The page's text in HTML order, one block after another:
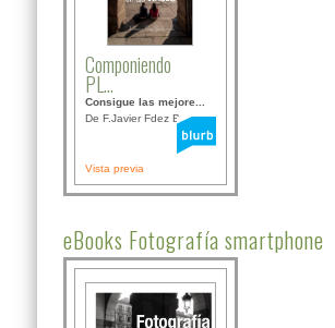
Componiendo
PL...
Consigue las mejore...
De F.Javier Fdez Bor...
Vista previa
eBooks Fotografía smartphone